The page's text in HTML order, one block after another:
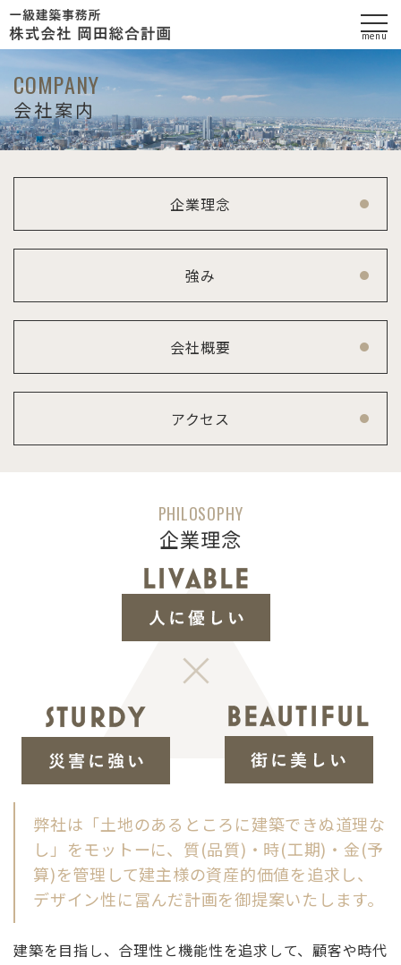
menu
会社案内
企業理念
強み
会社概要
アクセス
PHILOSOPHY
企業理念
弊社は「土地のあるところに建築できぬ道理な
し」をモットーに、質(品質)・時(工期)・金(予
算)を管理して建主様の資産的価値を追求し、
デザイン性に冨んだ計画を御提案いたします。
建築を目指し、合理性と機能性を追求して、顧客や時代